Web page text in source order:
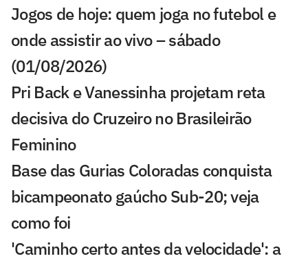
Jogos de hoje: quem joga no futebol e
onde assistir ao vivo – sábado
(01/08/2026)
Pri Back e Vanessinha projetam reta
decisiva do Cruzeiro no Brasileirão
Feminino
Base das Gurias Coloradas conquista
bicampeonato gaúcho Sub-20; veja
como foi
'Caminho certo antes da velocidade': a